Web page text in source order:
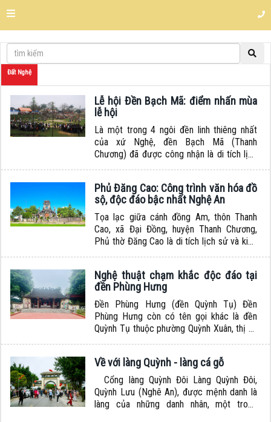
Đất Nghệ
Lễ hội Đền Bạch Mã: điểm nhấn mùa
lễ hội
Là một trong 4 ngôi đền linh thiêng nhất
của xứ Nghệ, đền Bạch Mã (Thanh
Chương) đã được công nhận là di tích lịch
sản văn hóa phi vật thể quốc gia” năm
2019. Lễ hội năm nay được tổ...
Phủ Đăng Cao: Công trình văn hóa đồ
sộ, độc đáo bậc nhất Nghệ An
Tọa lạc giữa cánh đồng Am, thôn Thanh
Cao, xã Đại Đồng, huyện Thanh Chương,
Phủ thờ Đăng Cao là di tích lịch sử và kiến
nhất Nghệ An với sự đồ sộ, cổ kính nhưng
cũng rất đẹp đẽ, thanh cao....
Nghệ thuật chạm khắc độc đáo tại
đền Phùng Hưng
Đền Phùng Hưng (đền Quỳnh Tụ) Đền
Phùng Hưng còn có tên gọi khác là đền
Quỳnh Tụ thuộc phường Quỳnh Xuân, thị xã
Đây là một trong những di tích ở mảnh đất
địa đầu xứ Nghệ (nay thuộc thị xã Hoàng
Mai...
Về với làng Quỳnh - làng cá gỗ
Cổng làng Quỳnh Đôi Làng Quỳnh Đôi,
Quỳnh Lưu (Nghê An), được mệnh danh là
làng của những danh nhân, một trong